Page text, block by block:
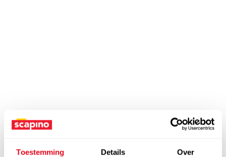
Toestemming Details Over